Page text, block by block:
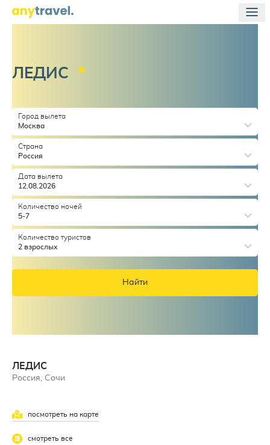
ЛЕДИС
Город вылета
Москва
Страна
Россия
Дата вылета
12.08.2026
Количество ночей
5-7
Количество туристов
2 взрослых
Найти
ЛЕДИС
Россия, Сочи
посмотреть на карте
смотреть все